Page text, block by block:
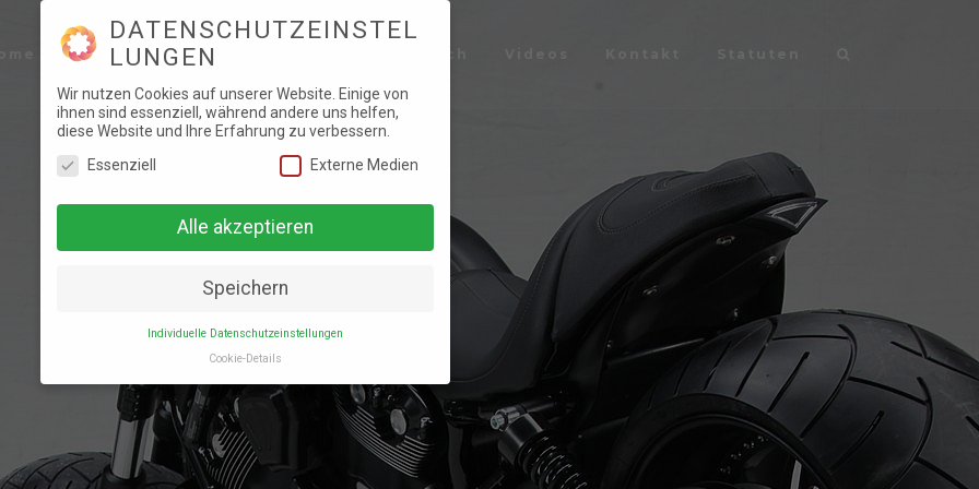
News Foto Galerie
FOTO GALERIE
DATENSCHUTZEINSTEL
LUNGEN
Wir nutzen Cookies auf unserer Website. Einige von
ihnen sind essenziell, während andere uns helfen,
diese Website und Ihre Erfahrung zu verbessern.
Essenziell
Externe Medien
Alle akzeptieren
Speichern
Individuelle Datenschutzeinstellungen
Cookie-Details
DATENSCHUTZEINSTEL
LUNGEN
Hier finden Sie eine Übersicht über alle
verwendeten Cookies. Sie können Ihre
Einwilligung zu ganzen Kategorien geben